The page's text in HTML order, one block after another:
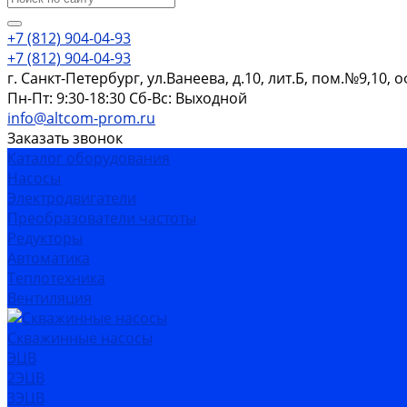
+7 (812) 904-04-93
+7 (812) 904-04-93
г. Санкт-Петербург, ул.Ванеева, д.10, лит.Б, пом.№9,10,
Пн-Пт: 9:30-18:30 Cб-Вс: Выходной
info@altcom-prom.ru
Заказать звонок
Каталог оборудования
Насосы
Электродвигатели
Преобразователи частоты
Редукторы
Автоматика
Теплотехника
Вентиляция
Скважинные насосы
ЭЦВ
2ЭЦВ
3ЭЦВ